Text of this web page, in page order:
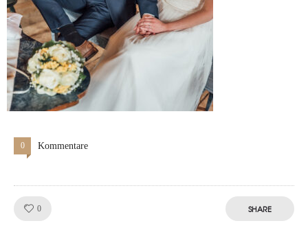
0 Kommentare
0 SHARE